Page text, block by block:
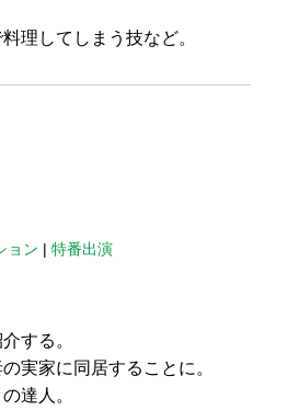
理してしまう技など。
ョン | 特番出演
する。
実家に同居することに。
達人。